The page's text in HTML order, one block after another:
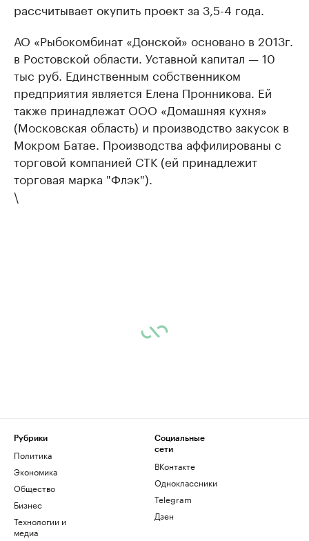
рассчитывает окупить проект за 3,5-4 года.
АО «Рыбокомбинат «Донской» основано в 2013г.
в Ростовской области. Уставной капитал — 10
тыс руб. Единственным собственником
предприятия является Елена Пронникова. Ей
также принадлежат ООО «Домашняя кухня»
(Московская область) и производство закусок в
Мокром Батае. Производства аффилированы с
торговой компанией СТК (ей принадлежит
торговая марка "Флэк").
\
Рубрики
Политика
Экономика
Общество
Бизнес
Технологии и
медиа
Социальные
сети
ВКонтакте
Одноклассники
Telegram
Дзен